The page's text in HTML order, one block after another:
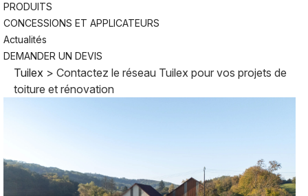
PRODUITS
CONCESSIONS ET APPLICATEURS
Actualités
DEMANDER UN DEVIS
Tuilex> Contactez le réseau Tuilex pour vos projets de
toiture et rénovation